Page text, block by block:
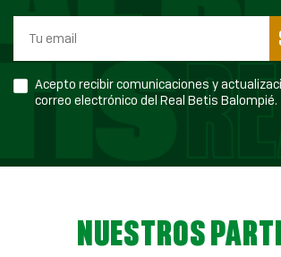
Acepto recibir comunicaciones y
correo electrónico del Real Betis Balompié.
NUESTROS